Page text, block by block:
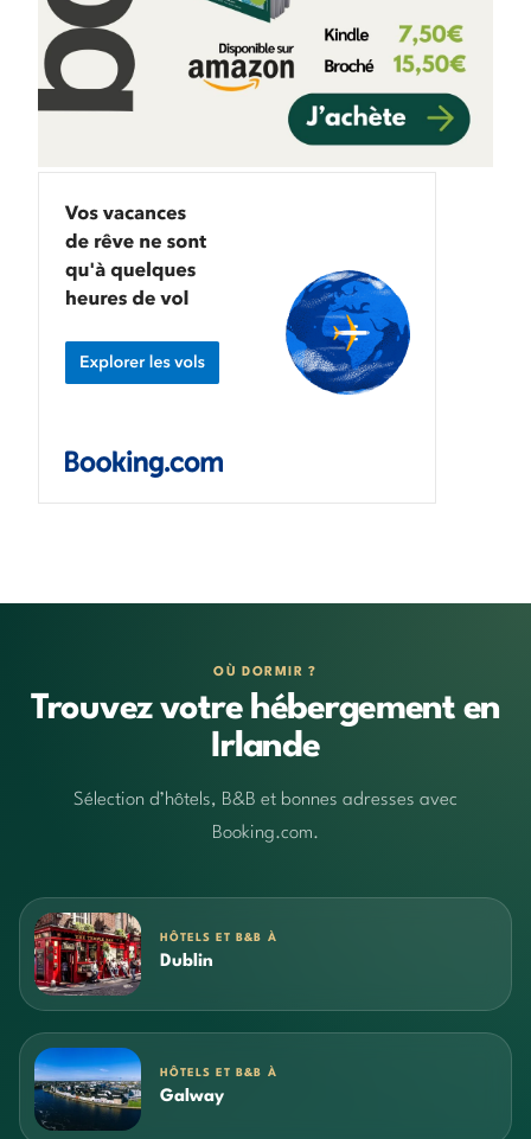
OÙ DORMIR ?
Trouvez votre hébergement en
Irlande
Sélection d’hôtels, B&B et bonnes adresses avec
Booking.com.
HÔTELS ET B&B À
Dublin
HÔTELS ET B&B À
Galway